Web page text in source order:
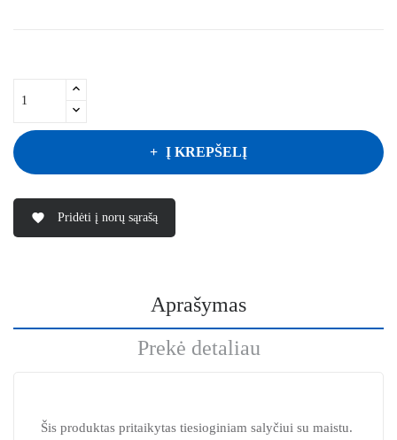
Į KREPŠELĮ
favorite Pridėti į norų sąrašą
Aprašymas
Prekė detaliau
Šis produktas pritaikytas tiesioginiam salyčiui su maistu.